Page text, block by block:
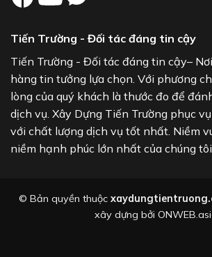
Tiến Trường - Đối tác đáng tin cậy
Tiến Trường - Đối tác đáng tin cậy–
hàng tin tưởng lựa chọn. Với phương
lòng của quý khách là thước đo để
dịch vụ. Xây Dựng Tiến Trường phục
với chất lượng dịch vụ tốt nhất. Niềm
niềm hạnh phúc lớn nhất của chúng
© Bản quyền thuộc
xây dựng bởi